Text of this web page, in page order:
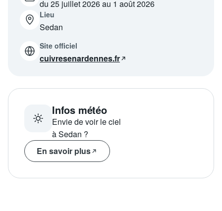
Avantages fidélité
du 25 juillet 2026 au 1 août 2026
Lieu
Sedan
Site officiel
cuivresenardennes.fr
Infos météo
Envie de voir le ciel
à Sedan ?
En savoir plus